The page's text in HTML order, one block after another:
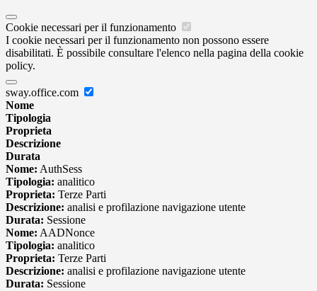
Cookie necessari per il funzionamento
I cookie necessari per il funzionamento non possono essere
disabilitati. È possibile consultare l'elenco nella pagina della cookie
policy.
sway.office.com
Nome
Tipologia
Proprieta
Descrizione
Durata
Nome: AuthSess
Tipologia: analitico
Proprieta: Terze Parti
Descrizione: analisi e profilazione navigazione utente
Durata: Sessione
Nome: AADNonce
Tipologia: analitico
Proprieta: Terze Parti
Descrizione: analisi e profilazione navigazione utente
Durata: Sessione